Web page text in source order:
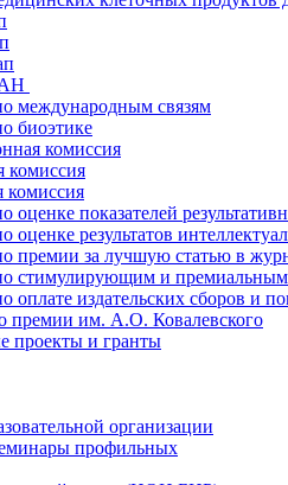
международным связям
биоэтике
комиссия
комиссия
комиссия
оценке показателей
оценке результатов
премии за лучшую статью в
стимулирующим и
оплате издательских сборов и
премии им. А.О. Ковалевского
проекты и гранты
организации
профильных